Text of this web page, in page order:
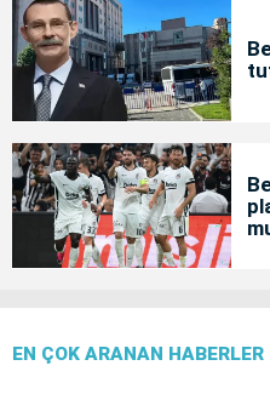
EN ÇOK ARANAN HABERLER